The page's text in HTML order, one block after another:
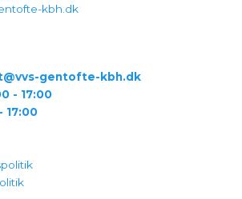
kbh.dk
gentofte-kbh.dk
- 17:00
17:00